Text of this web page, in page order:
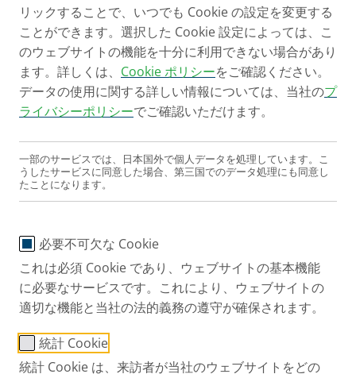
リックすることで、いつでも Cookie の設定を変更する
ことができます。選択した Cookie 設定によっては、こ
のウェブサイトの機能を十分に利用できない場合があり
ます。詳しくは、 Cookie ポリシーをご確認ください。
データの使用に関する詳しい情報については、当社のプ
ライバシーポリシーでご確認いただけます。
一部のサービスでは、日本国外で個人データを処理しています。こ
うしたサービスに同意した場合、第三国でのデータ処理にも同意し
たことになります。
必要不可欠な Cookie
これは必須 Cookie であり、ウェブサイトの基本機能
に必要なサービスです。これにより、ウェブサイトの
適切な機能と当社の法的義務の遵守が確保されます。
統計 Cookie
統計 Cookie は、来訪者が当社のウェブサイトをどの
PARI BABY Mask Size 2
PARI JP
製品
Accessories and Spare parts
+49 (0) 8151 279 220
お問い合わせ
ポータル
International page
PARI 製品紹介